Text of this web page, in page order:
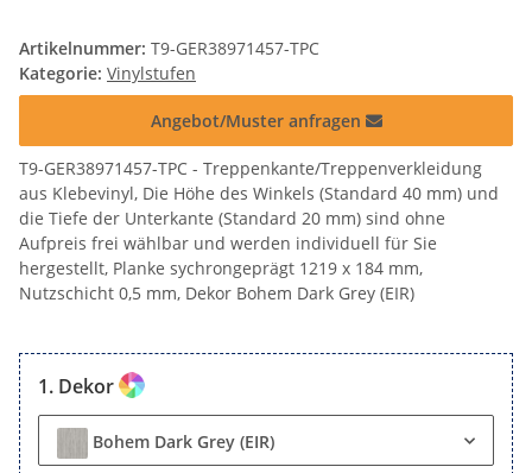
Artikelnummer: T9-GER38971457-TPC
Kategorie: Vinylstufen
Angebot/Muster anfragen
T9-GER38971457-TPC - Treppenkante/Treppenverkleidung
aus Klebevinyl, Die Höhe des Winkels (Standard 40 mm) und
die Tiefe der Unterkante (Standard 20 mm) sind ohne
Aufpreis frei wählbar und werden individuell für Sie
hergestellt, Planke sychrongeprägt 1219 x 184 mm,
Nutzschicht 0,5 mm, Dekor Bohem Dark Grey (EIR)
Dekor
Bohem Dark Grey (EIR)